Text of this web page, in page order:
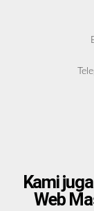
Kami
Web